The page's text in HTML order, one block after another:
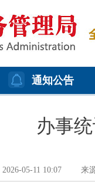
通知公告
办事
2026-05-11 10:07 来